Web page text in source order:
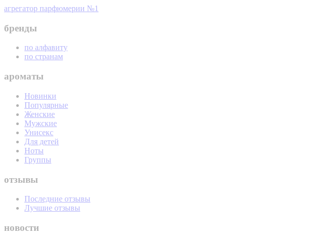
агрегатор парфюмерии №1
бренды
по алфавиту
по странам
ароматы
Новинки
Популярные
Женские
Мужские
Унисекс
Для детей
Ноты
Группы
отзывы
Последние отзывы
Лучшие отзывы
новости